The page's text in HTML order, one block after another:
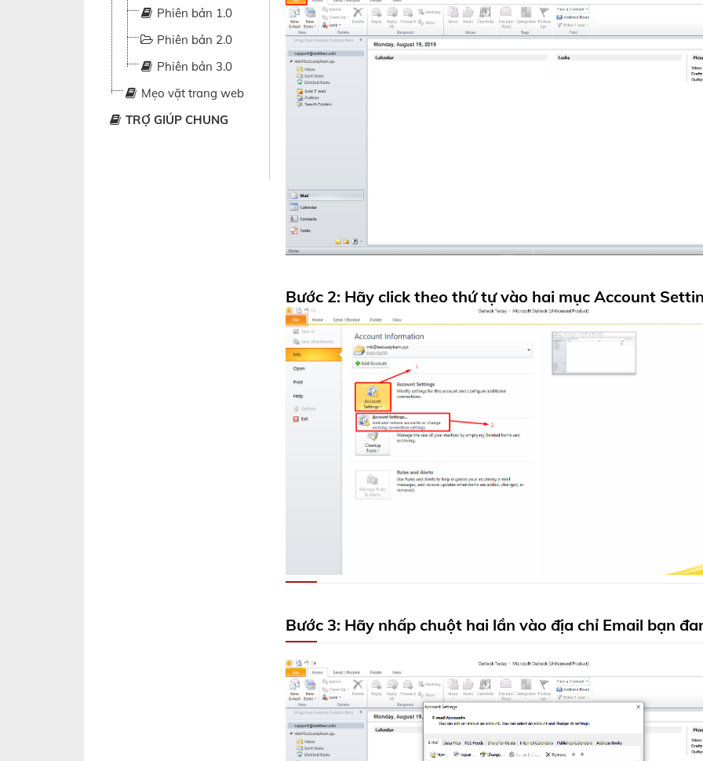
Bước 2: Hãy click theo thứ tự vào hai mụcAccount
Bước 3: Hãy nhấp chuột hai lần vào địa chỉ Email bạn
Phiên bản 1.0
Phiên bản 2.0
Phiên bản 3.0
Mẹo vặt trang web
TRỢ GIÚP CHUNG